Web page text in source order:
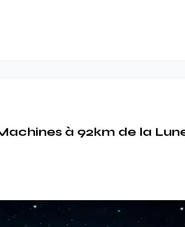
à 92km de la